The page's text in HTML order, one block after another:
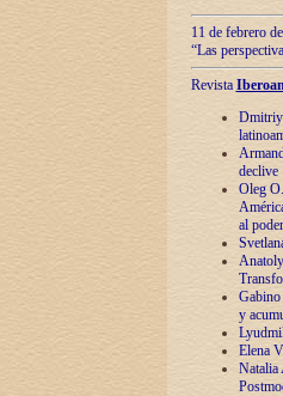
11 de febrero
“Las
Revista
Dmitriy
declive
Oleg
al poder
y
Elena
Natalia